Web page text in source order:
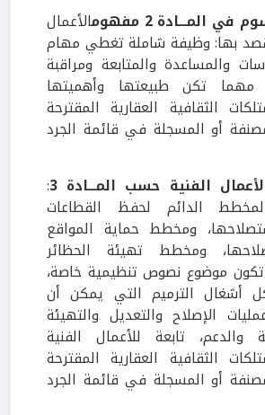
المـــادة 2 مفهوم
الأعمال
بها: وظيفة شاملة تغطي مهام
والمساعدة والمتابعة ومراقبة
مهما تكن طبيعتها وأهميتها
الثقافية العقارية المقترحة
أو المسجلة في قائمة الجرد
الفنية حسب المـــادة 3
:
الدائم لحفظ القطاعات
ومخطط حماية المواقع
ومخطط تهيئة الحظائر
تكون موضوع نصوص تنظيمية خاصة،
أشغال الترميم التي يمكن أن
الإصلاح والتعديل والتهيئة
والدعم، تابعة للأعمال الفنية
الثقافية العقارية المقترحة
أو المسجلة في قائمة الجرد